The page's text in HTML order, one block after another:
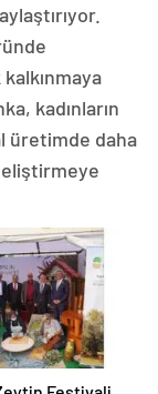
kadınların
üretimde daha